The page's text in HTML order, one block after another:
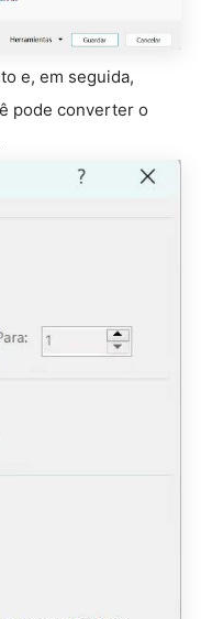
e, em seguida,
pode converter o